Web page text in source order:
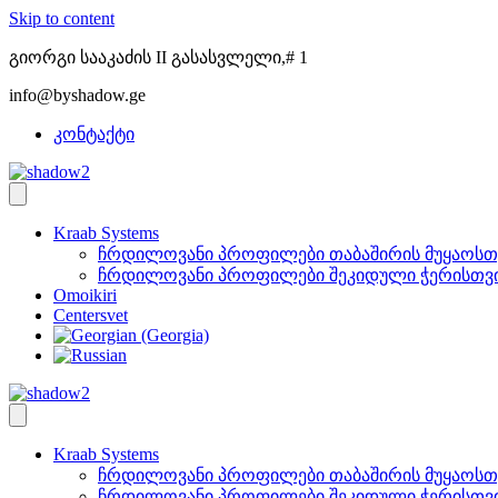
Skip to content
გიორგი სააკაძის II გასასვლელი,# 1
info@byshadow.ge
კონტაქტი
Kraab Systems
ჩრდილოვანი პროფილები თაბაშირის
ჩრდილოვანი პროფილები შეკიდული
Omoikiri
Centersvet
Kraab Systems
ჩრდილოვანი პროფილები თაბაშირის